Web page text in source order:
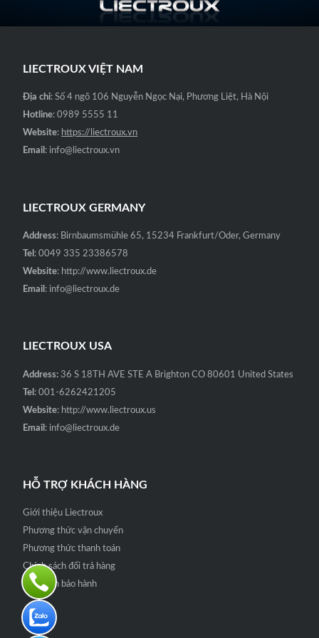
₫4,500,000.
LIECTROUX VIỆT NAM
Địa chỉ: Số 4 ngõ 106 Nguyễn Ngọc Nại, Phương Liệt, Hà Nội
Hotline: 0989 5555 11
Website: https://liectroux.vn
Email : info@liectroux.vn
LIECTROUX GERMANY
Address: Birnbaumsmühle 65, 15234 Frankfurt/Oder, Germany
Tel : 0049 335 23386578
Website: http://www.liectroux.de
Email : info@liectroux.de
LIECTROUX USA
Address: 36 S 18TH AVE STE A Brighton CO 80601 United States
Tel : 001-6262421205
Website: http://www.liectroux.us
Email : info@liectroux.de
HỖ TRỢ KHÁCH HÀNG
Giới thiệu Liectroux
Phương thức vận chuyển
Phương thức thanh toán
Chính sách đổi trả hàng
Quy định bảo hành